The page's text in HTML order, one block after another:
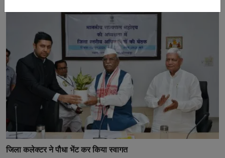
जिला कलेक्टर ने पौधा भेंट कर किया स्वागत